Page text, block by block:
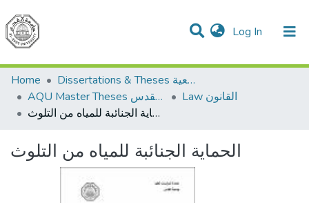
Log In (current)
Communities & Collections
All of DSpace
Home
Dissertations & Theses الرسائل الجامعية
AQU Master Theses الرسائل الجامعية الخاصة بجامعة القدس
Law القانون
الحماية الجنائبة للمياه من التلوث
الحماية الجنائبة للمياه من التلوث